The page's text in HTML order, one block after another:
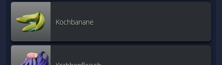
Kochbanane